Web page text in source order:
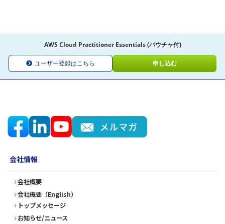
AWS Cloud Practitioner Essentials (バウチャ付)
ユーザー登録はこちら 申し込む
会社情報
会社概要
会社概要（English）
トップメッセージ
お知らせ/ニュース